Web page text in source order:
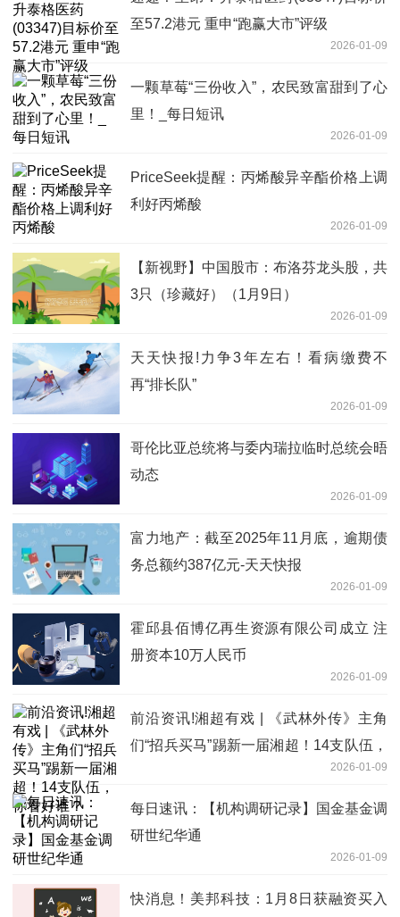
至57.2港元 重申“跑赢大市”评级
2026-01-09
一颗草莓“三份收入”，农民致富甜到了心
里！_每日短讯
2026-01-09
PriceSeek提醒：丙烯酸异辛酯价格上调
利好丙烯酸
2026-01-09
【新视野】中国股市：布洛芬龙头股，共
3只（珍藏好）（1月9日）
2026-01-09
天天快报!力争3年左右！看病缴费不
再“排长队”
2026-01-09
哥伦比亚总统将与委内瑞拉临时总统会晤
动态
2026-01-09
富力地产：截至2025年11月底，逾期债
务总额约387亿元-天天快报
2026-01-09
霍邱县佰博亿再生资源有限公司成立 注
册资本10万人民币
2026-01-09
前沿资讯!湘超有戏 | 《武林外传》主角
们“招兵买马”踢新一届湘超！14支队伍，
2026-01-09
每日速讯：【机构调研记录】国金基金调
研世纪华通
2026-01-09
快消息！美邦科技：1月8日获融资买入